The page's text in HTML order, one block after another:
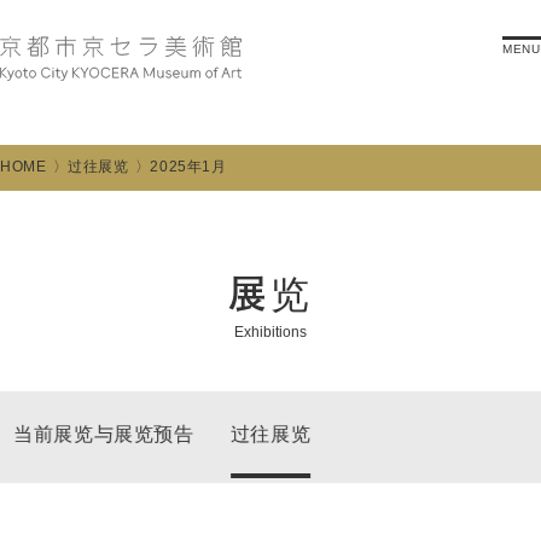
MENU
HOME 过往展览 2025年1月
展览
Exhibitions
当前展览与展览预告 过往展览